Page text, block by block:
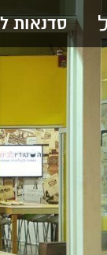
סדנאות